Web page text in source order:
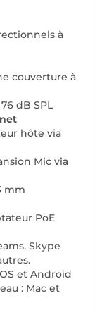
à
couverture à
dB SPL
hôte via
Mic via
mm
PoE
Skype
et Android
: Mac et